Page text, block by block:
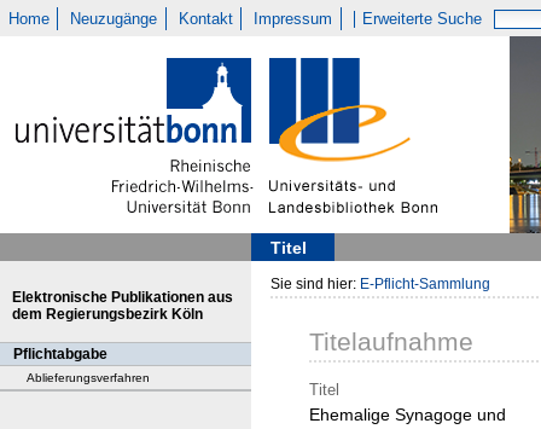
Home Neuzugänge Kontakt Impressum Erweiterte Suche
Titel
Elektronische Publikationen aus
dem Regierungsbezirk Köln
Pflichtabgabe
Ablieferungsverfahren
Sie sind hier: E-Pflicht-Sammlung
Titelaufnahme
Titel
Ehemalige Synagoge und